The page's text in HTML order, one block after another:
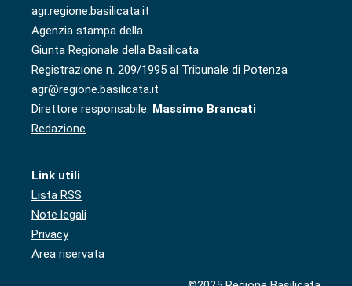
agr.regione.basilicata.it
Agenzia stampa della
Giunta Regionale della Basilicata
Registrazione n. 209/1995 al Tribunale di Potenza
agr@regione.basilicata.it
Direttore responsabile: Massimo Brancati
Redazione
Link utili
Lista RSS
Note legali
Privacy
Area riservata